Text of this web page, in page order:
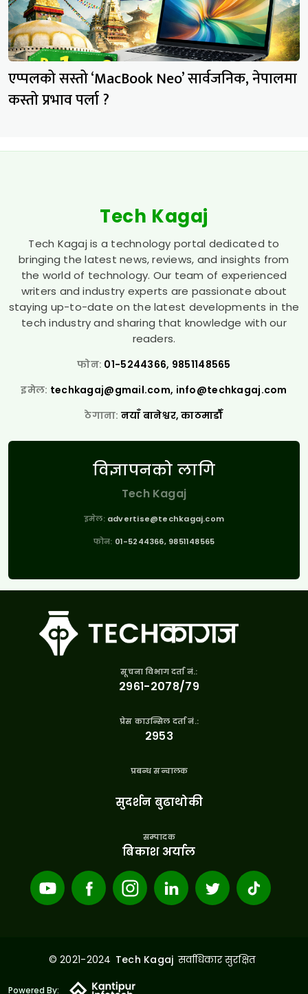
एप्पलको सस्तो ‘MacBook Neo’ सार्वजनिक, नेपालमा
कस्तो प्रभाव पर्ला ?
Tech Kagaj
Tech Kagaj is a technology portal dedicated to
bringing the latest news, reviews, and insights from
the world of technology. Our team of experienced
writers and industry experts are passionate about
staying up-to-date on the latest developments in the
tech industry and sharing that knowledge with our
readers.
फोन: 01-5244366, 9851148565
इमेल: techkagaj@gmail.com, info@techkagaj.com
ठेगाना: नयाँ बानेश्वर, काठमाडौँ
विज्ञापनको लागि
Tech Kagaj
इमेल: advertise@techkagaj.com
फोन: 01-5244366, 9851148565
सूचना विभाग दर्ता नं.:
२९६१-२०७८/७९
प्रेस काउन्सिल दर्ता नं.:
२९५३
प्रबन्ध सन्चालक
सुदर्शन बुढाथोकी
सम्पादक
बिकाश अर्याल
© 2021-2024 Tech Kagaj सर्वाधिकार सुरक्षित
Powered By: